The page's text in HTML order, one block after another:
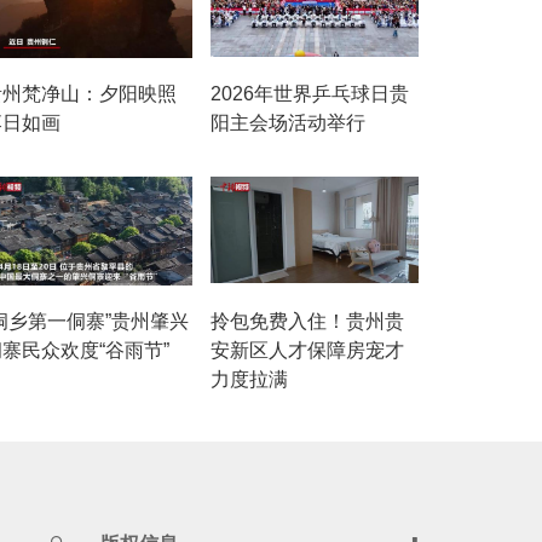
梵净山：夕阳映照
如画
2026年世界乒乓球日贵
阳主会场活动举行
乡第一侗寨”贵州肇兴
民众欢度“谷雨节”
拎包免费入住！贵州贵
安新区人才保障房宠才
力度拉满